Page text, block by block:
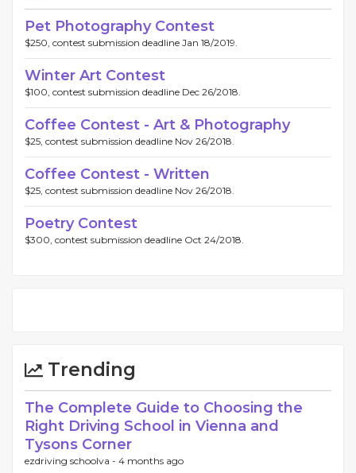
Pet Photography Contest
$250, contest submission deadline Jan 18/2019.
Winter Art Contest
$100, contest submission deadline Dec 26/2018.
Coffee Contest - Art & Photography
$25, contest submission deadline Nov 26/2018.
Coffee Contest - Written
$25, contest submission deadline Nov 26/2018.
Poetry Contest
$300, contest submission deadline Oct 24/2018.
Trending
The Complete Guide to Choosing the
Right Driving School in Vienna and
Tysons Corner
ezdriving schoolva - 4 months ago